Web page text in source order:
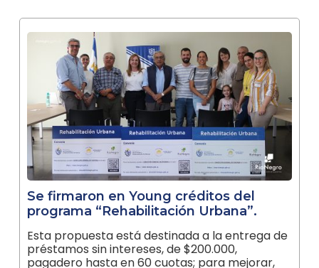
Se firmaron en Young créditos del
programa “Rehabilitación Urbana”.
Esta propuesta está destinada a la entrega de
préstamos sin intereses, de $200.000,
pagadero hasta en 60 cuotas; para mejorar,